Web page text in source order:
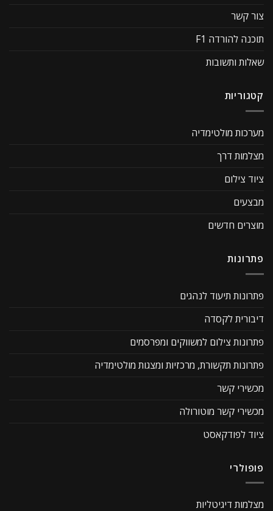
צור קשר
תוכנה להורדה F1
שאלות ותשובות
קטגוריות
מערכות מולטימדיה
מצלמות דרך
ציוד צילום
מבצעים
מוצרים חדשים
פתרונות
פתרונות תיעוד לנהגים
דיבורית לקסדה
פתרונות צילום למשווקים ומפרסמים
פתרונות תקשורת, מרכזיות ומצגות מולטימדיה
מכשירי קשר
מכשירי קשר מוטורולה
ציוד לפודקאסט
פופולרי
מצלמות דיגיטליות